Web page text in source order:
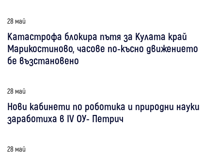
28 май
Катастрофа блокира пътя за Кулата край
Марикостиново, часове по-късно движението
бе възстановено
28 май
Нови кабинети по роботика и природни науки
заработиха в IV ОУ- Петрич
28 май